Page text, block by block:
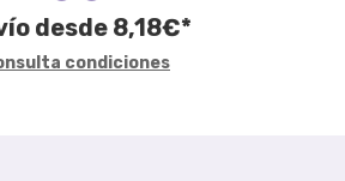
desde 8,18€*
condiciones